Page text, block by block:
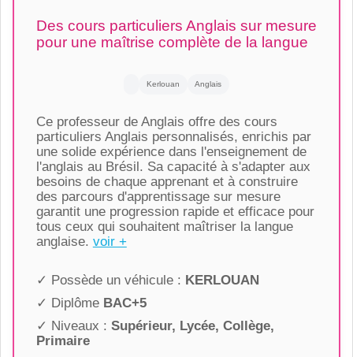
Des cours particuliers Anglais sur mesure
pour une maîtrise complète de la langue
Kerlouan Anglais
Ce professeur de Anglais offre des cours
particuliers Anglais personnalisés, enrichis par
une solide expérience dans l'enseignement de
l'anglais au Brésil. Sa capacité à s'adapter aux
besoins de chaque apprenant et à construire
des parcours d'apprentissage sur mesure
garantit une progression rapide et efficace pour
tous ceux qui souhaitent maîtriser la langue
anglaise. voir +
✓ Possède un véhicule : KERLOUAN
✓ Diplôme BAC+5
✓ Niveaux : Supérieur, Lycée, Collège,
Primaire